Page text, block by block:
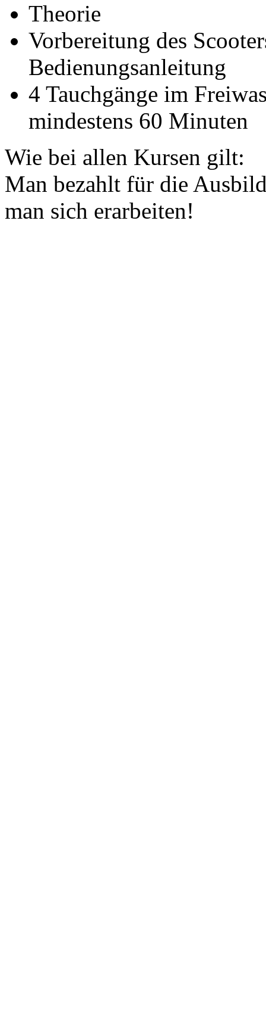
Theorie
Vorbereitung des
Bedienungsanleitung
4 Tauchgänge im
mindestens 60 Minuten
Wie bei allen Kursen gilt:
Man bezahlt für die
man sich erarbeiten!